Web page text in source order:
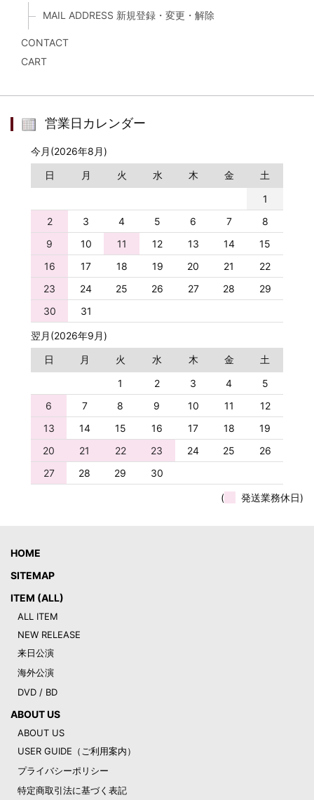
MAIL ADDRESS 新規登録・変更・解除
CONTACT
CART
営業日カレンダー
今月(2026年8月)
日
月 火 水 木 金
土
1
2
3 4 5 6 7
8
9
10 11 12 13 14
15
16
17 18 19 20 21
22
23
24 25 26 27 28
29
30
31
翌月(2026年9月)
日
月 火 水 木 金
土
1
2 3 4
5
6
7 8 9 10 11
12
13
14 15 16 17 18
19
20
21 22 23 24 25
26
27
28 29 30
( 発送業務休日)
HOME
SITEMAP
ITEM (ALL)
ALL ITEM
NEW RELEASE
来日公演
海外公演
DVD / BD
ABOUT US
ABOUT US
USER GUIDE（ご利用案内）
プライバシーポリシー
特定商取引法に基づく表記